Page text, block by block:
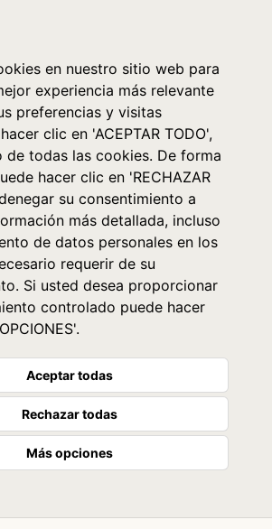
en nuestro sitio web para
experiencia más relevante
preferencias y visitas
clic en 'ACEPTAR TODO',
de todas las cookies. De forma
hacer clic en 'RECHAZAR
su consentimiento a
más detallada, incluso
de datos personales en los
requerir de su
Si usted desea proporcionar
controlado puede hacer
Aceptar todas
Rechazar todas
Más opciones